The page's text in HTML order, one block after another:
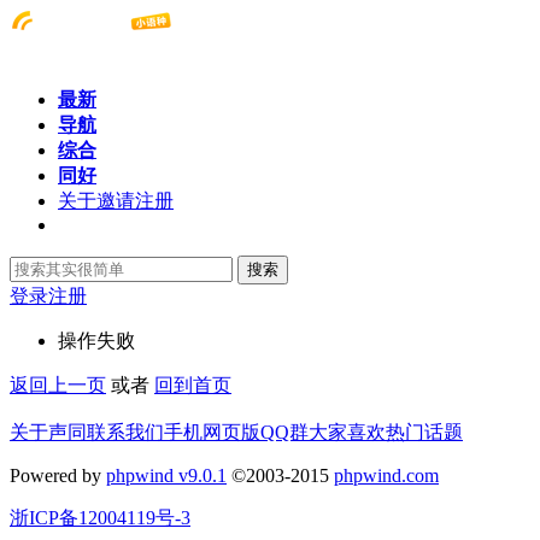
最新
导航
综合
同好
关于邀请注册
搜索
登录注册
操作失败
返回上一页 或者 回到首页
关于声同联系我们手机网页版QQ群大家喜欢热门话题
Powered by phpwind v9.0.1 ©2003-2015 phpwind.com
浙ICP备12004119号-3